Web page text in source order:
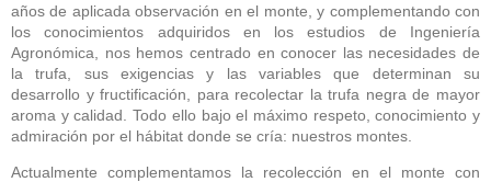
años de aplicada observación en el monte, y complementando con
los conocimientos adquiridos en los estudios de Ingeniería
Agronómica, nos hemos centrado en conocer las necesidades de
la trufa, sus exigencias y las variables que determinan su
desarrollo y fructificación, para recolectar la trufa negra de mayor
aroma y calidad. Todo ello bajo el máximo respeto, conocimiento y
admiración por el hábitat donde se cría: nuestros montes.
Actualmente complementamos la recolección en el monte con